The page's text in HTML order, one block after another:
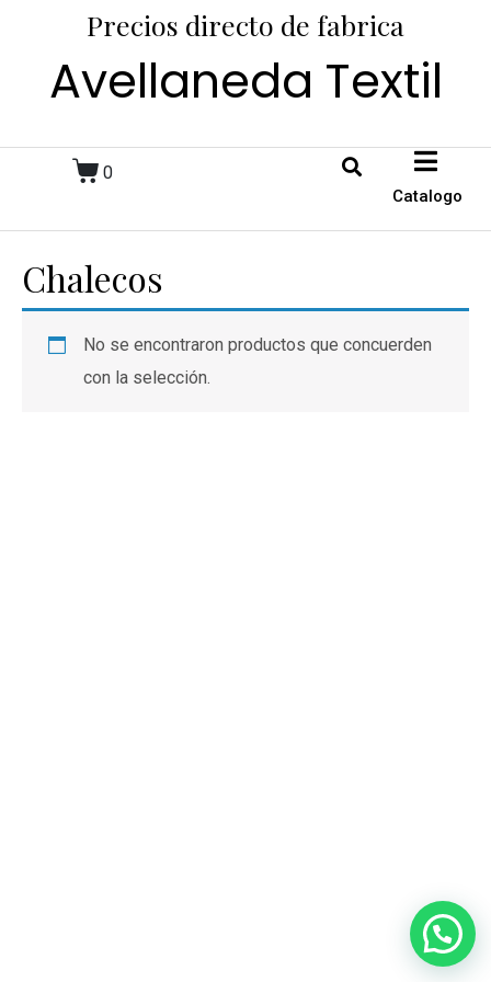
Precios directo de fabrica
Avellaneda Textil
0
Catalogo
Chalecos
No se encontraron productos que concuerden
con la selección.